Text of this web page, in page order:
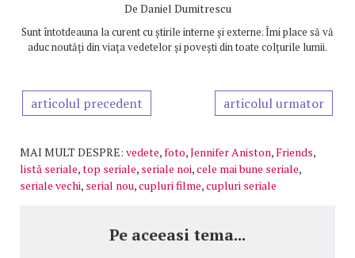
De Daniel Dumitrescu
Sunt întotdeauna la curent cu știrile interne și externe. Îmi place să vă
aduc noutăți din viața vedetelor și povești din toate colțurile lumii.
articolul precedent articolul urmator
MAI MULT DESPRE: vedete,foto,Jennifer Aniston,Friends,
listă seriale,top seriale, seriale noi,cele mai bune seriale,
seriale vechi, serial nou,cupluri filme,cupluri seriale
Pe aceeasi tema...